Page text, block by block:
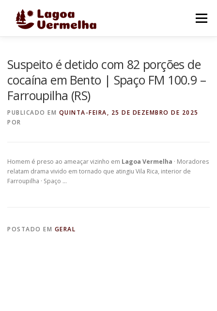
Menu
FALE CONOSCO
Suspeito é detido com 82 porções de
cocaína em Bento | Spaço FM 100.9 –
Farroupilha (RS)
PUBLICADO EM QUINTA-FEIRA, 25 DE DEZEMBRO DE 2025
POR
Homem é preso ao ameaçar vizinho em Lagoa Vermelha · Moradores
relatam drama vivido em tornado que atingiu Vila Rica, interior de
Farroupilha · Spaço …
POSTADO EM GERAL